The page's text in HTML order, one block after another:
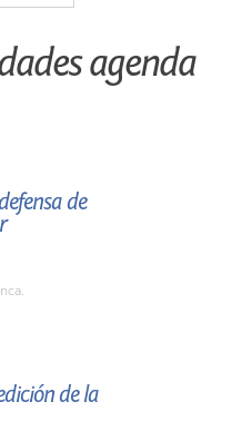
agenda
de
de la